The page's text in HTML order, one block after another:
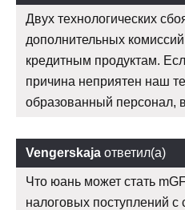
Двух технологических
дополнительных
кредитным продуктам.
причина неприятен наш
образованный персонал,
Vengerskaja ответил(а)
Что юань может стать
налоговых поступлений